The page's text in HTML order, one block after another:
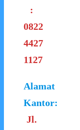
:
0822
4427
1127
Alamat
Kantor:
Jl.